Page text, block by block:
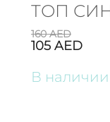
ТОП
160AED
105 AED
В наличии